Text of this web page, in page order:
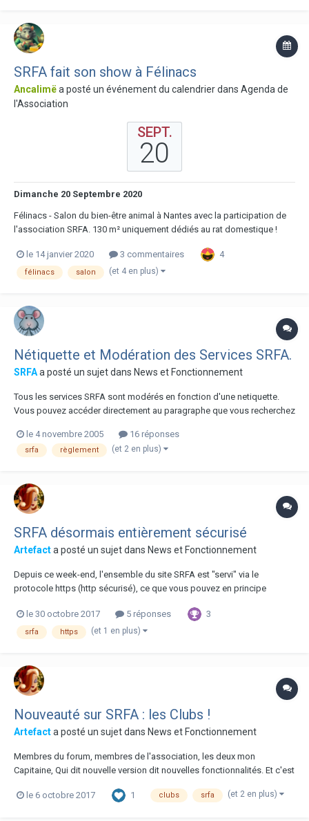
SRFA fait son show à Félinacs
Ancalimëa posté un événement du calendrier dans Agenda de
l'Association
SEPT.
20
Dimanche 20 Septembre 2020
Félinacs - Salon du bien-être animal à Nantes avec la participation de
l'association SRFA. 130 m² uniquement dédiés au rat domestique !
animale, ateliers et jeux durant tout le dimanche 20 septembre 2020. De
9h à 18h....
le 14 janvier 2020 3 commentaires 4
félinacs salon (et 4 en plus)
Nétiquette et Modération des Services SRFA.
SRFAa posté un sujet dans News et Fonctionnement
Tous les services SRFA sont modérés en fonction d'une netiquette.
Vous pouvez accéder directement au paragraphe que vous recherchez
netiquette ? Qui s'en occupe ? • Respect des rubriques • Respect des
utilisateurs • Prot...
le 4 novembre 2005 16 réponses
srfa règlement (et 2 en plus)
SRFA désormais entièrement sécurisé
Artefacta posté un sujet dans News et Fonctionnement
Depuis ce week-end, l'ensemble du site SRFA est "servi" via le
protocole https (http sécurisé), ce que vous pouvez en principe
navigateur web. Les liens vers les anciennes adresses équivalentes en
http fonctionnent toujours et sont aut...
le 30 octobre 2017 5 réponses 3
srfa https (et 1 en plus)
Nouveauté sur SRFA : les Clubs !
Artefacta posté un sujet dans News et Fonctionnement
Membres du forum, membres de l'association, les deux mon
Capitaine, Qui dit nouvelle version dit nouvelles fonctionnalités. Et c'est
clubs ! Mais les clubs, qu'est-ce que c'est, et comment ça marche ?
le 6 octobre 2017 1 clubs srfa (et 2 en plus)